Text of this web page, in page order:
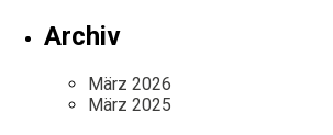
Archiv
März 2026
März 2025